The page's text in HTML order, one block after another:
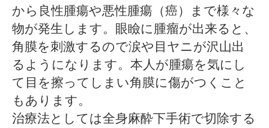
から良性腫瘍や悪性腫瘍（癌）まで様々な
物が発生します。眼瞼に腫瘤が出来ると、
角膜を刺激するので涙や目ヤニが沢山出
るようになります。本人が腫瘍を気にし
て目を擦ってしまい角膜に傷がつくこと
もあります。
治療法としては全身麻酔下手術で切除する